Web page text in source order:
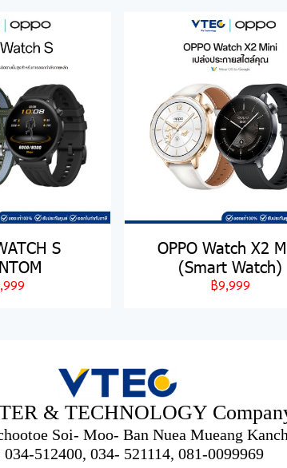
S
OPPO Watch X2
(Smart Watch)
฿9,999
& TECHNOLOGY
Soi- Moo- Ban Nuea Mueang
512400, 034- 521114, 081-0099969